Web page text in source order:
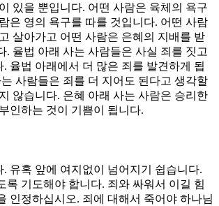
있을 뿐입니다. 어떤 사람은 육체의 욕구
은 영의 욕구를 따를 것입니다. 어떤 사람
살아가고 어떤 사람은 은혜의 지배를 받
. 율법 아래 사는 사람들은 사실 죄를 짓고
율법 아래에서 더 많은 죄를 발견하게 됩
사람들은 죄를 더 지어도 된다고 생각할
않습니다. 은혜 아래 사는 사람은 승리한
인하는 것이 기쁨이 됩니다.
. 유혹 앞에 여지없이 넘어지기 쉽습니다.
록 기도해야 합니다. 죄와 싸워서 이길 힘
인정하십시오. 죄에 대해서 죽어야 하나님